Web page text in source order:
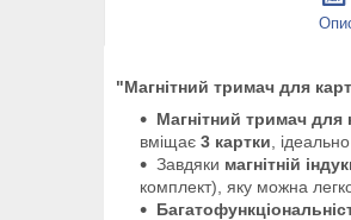
"Магнітний тримач для
Магнітний тримач для
вміщає 3 картки ,
Завдяки магнітній
комплект), яку можна